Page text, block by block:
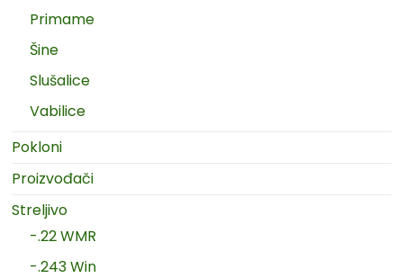
Primame
Šine
Slušalice
Vabilice
Pokloni
Proizvođači
Streljivo
-.22 WMR
-.243 Win